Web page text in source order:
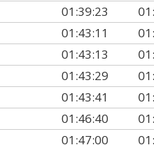
01:39:23
01:43:11
01:43:13
01:43:29
01:43:41
01:46:40
01:47:00